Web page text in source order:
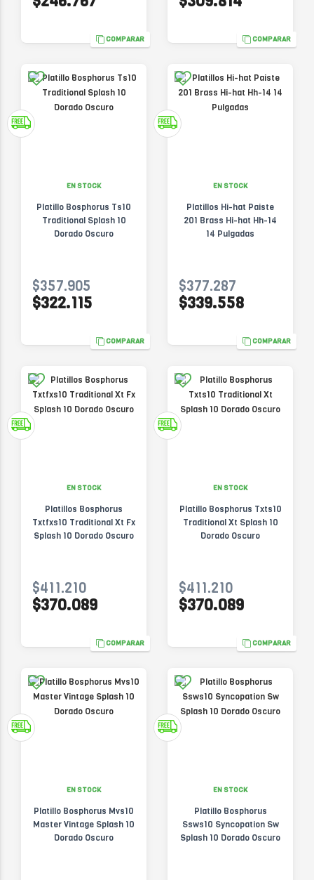
COMPARAR COMPARAR
EN STOCK
Platillo Bosphorus Ts10
Traditional Splash 10
Dorado Oscuro
$357.905
$322.115
COMPARAR
EN STOCK
Platillos Hi-hat Paiste
201 Brass Hi-hat Hh-14
14 Pulgadas
$377.287
$339.558
COMPARAR
EN STOCK
Platillos Bosphorus
Txtfxs10 Traditional Xt Fx
Splash 10 Dorado Oscuro
$411.210
$370.089
COMPARAR
EN STOCK
Platillo Bosphorus Txts10
Traditional Xt Splash 10
Dorado Oscuro
$411.210
$370.089
COMPARAR
EN STOCK
Platillo Bosphorus Mvs10
Master Vintage Splash 10
Dorado Oscuro
EN STOCK
Platillo Bosphorus
Ssws10 Syncopation Sw
Splash 10 Dorado Oscuro